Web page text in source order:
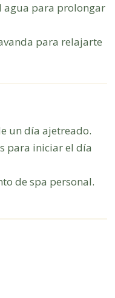
agua para prolongar
para relajarte
un día ajetreado.
para iniciar el día
de spa personal.